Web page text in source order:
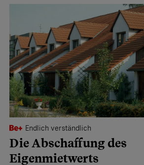
Endlich verständlich
Die Abschaffung des
Eigenmietwerts